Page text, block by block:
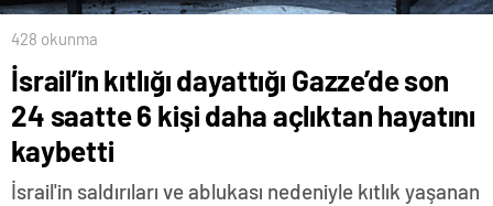
428 okunma
İsrail’in kıtlığı dayattığı Gazze’de son
24 saatte 6 kişi daha açlıktan hayatını
kaybetti
İsrail'in saldırıları ve ablukası nedeniyle kıtlık yaşanan